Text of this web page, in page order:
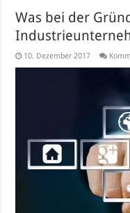
Was bei der
10. Dezember 2017